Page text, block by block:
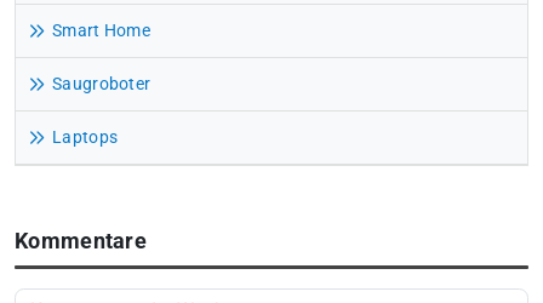
Smart Home
Saugroboter
Laptops
Kommentare